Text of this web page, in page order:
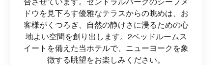
ドウを見下ろす優雅なテラスからの眺めは、お
客様がくつろぎ、自然の静けさに浸るための心
地よい空間を創り出します。2ベッドルームス
イートを備えた当ホテルで、ニューヨークを象
徴する眺望をお楽しみください。